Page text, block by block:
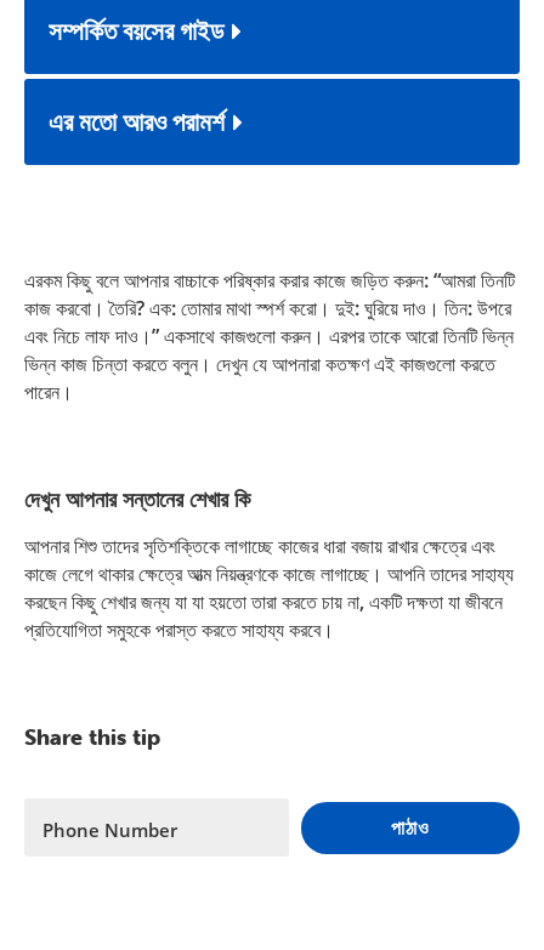
সম্পর্কিত বয়সের গাইড
এর মতো আরও পরামর্শ
এরকম কিছু বলে আপনার বাচ্চাকে পরিষ্কার করার কাজে জড়িত করুন: “আমরা তিনটি
কাজ করবো। তৈরি? এক: তোমার মাথা স্পর্শ করো। দুই: ঘুরিয়ে দাও। তিন: উপরে
এবং নিচে লাফ দাও।” একসাথে কাজগুলো করুন। এরপর তাকে আরো তিনটি ভিন্ন
ভিন্ন কাজ চিন্তা করতে বলুন। দেখুন যে আপনারা কতক্ষণ এই কাজগুলো করতে
পারেন।
দেখুন আপনার সন্তানের শেখার কি
আপনার শিশু তাদের সৃতিশক্তিকে লাগাচ্ছে কাজের ধারা বজায় রাখার ক্ষেত্রে এবং
কাজে লেগে থাকার ক্ষেত্রে আত্ম নিয়ন্ত্রণকে কাজে লাগাচ্ছে। আপনি তাদের সাহায্য
করছেন কিছু শেখার জন্য যা যা হয়তো তারা করতে চায় না, একটি দক্ষতা যা জীবনে
প্রতিযোগিতা সমুহকে পরাস্ত করতে সাহায্য করবে।
Share this tip
Phone Number পাঠাও